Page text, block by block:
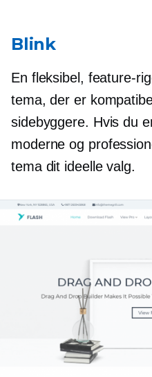
Blink
En fleksibel, feature-
tema, der er
sidebyggere. Hvis du
moderne og
tema dit ideelle valg.